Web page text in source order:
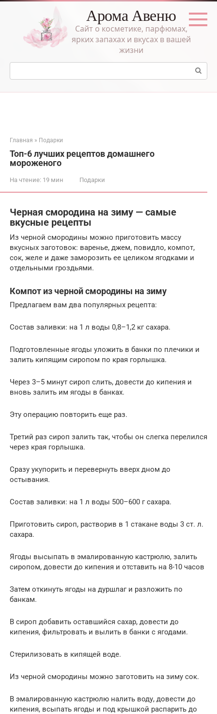
Перейти
Арома Авеню
Сайт о косметике, парфюмах,
ярких запахах и вкусах в вашей
жизни
Поиск:
Главная » Подарки
Топ-6 лучших рецептов домашнего
мороженого
На чтение: 19 мин Подарки
Черная смородина на зиму — самые
вкусные рецепты
Из черной смородины можно приготовить массу
вкусных заготовок: варенье, джем, повидло, компот,
сок, желе и даже заморозить ее целиком ягодками и
отдельными гроздьями.
Компот из черной смородины на зиму
Предлагаем вам два популярных рецепта:
Состав заливки: на 1 л воды 0,8–1,2 кг сахара.
Подготовленные ягоды уложить в банки по плечики и
залить кипящим сиропом по края горлышка.
Через 3–5 минут сироп слить, довести до кипения и
вновь залить им ягоды в банках.
Эту операцию повторить еще раз.
Третий раз сироп залить так, чтобы он слегка перелился
через края горлышка.
Сразу укупорить и перевернуть вверх дном до
остывания.
Состав заливки: на 1 л воды 500–600 г сахара.
Приготовить сироп, растворив в 1 стакане воды 3 ст. л.
сахара.
Ягоды высыпать в эмалированную кастрюлю, залить
сиропом, довести до кипения и отставить на 8-10 часов
Затем откинуть ягоды на дуршлаг и разложить по
банкам.
В сироп добавить оставшийся сахар, довести до
кипения, фильтровать и вылить в банки с ягодами.
Стерилизовать в кипящей воде.
Из черной смородины можно заготовить на зиму сок.
В эмалированную кастрюлю налить воду, довести до
кипения, всыпать ягоды и под крышкой распарить до